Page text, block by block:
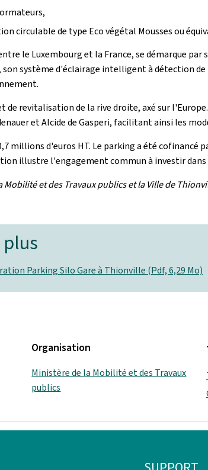
circulable de type Eco végétal Mousses ou
le Luxembourg et la France, se démarque
système d'éclairage intelligent à détection
de revitalisation de la rive droite, axé sur
et Alcide de Gasperi, facilitant ainsi les
millions d'euros HT. Le parking a été cofinancé
illustre l'engagement commun à investir
et des Travaux publics et la Ville de
plus
Parking Silo Gare à Thionville (Pdf, 6,29 Mo)
Organisation
Ministère de la Mobilité et des Travaux
publics